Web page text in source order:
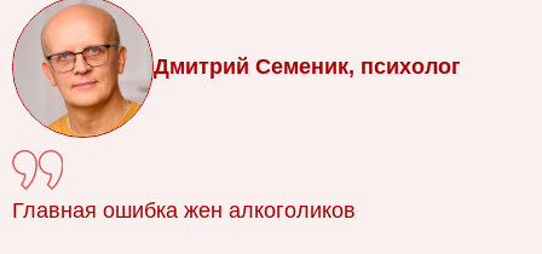
Дмитрий Семеник, психолог
Главная ошибка жен алкоголиков